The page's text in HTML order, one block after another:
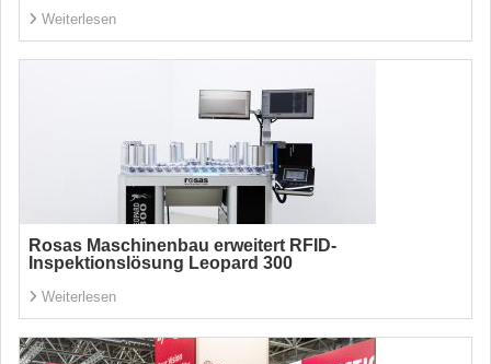
Weiterlesen
Rosas Maschinenbau erweitert RFID-
Inspektionslösung Leopard 300
Weiterlesen